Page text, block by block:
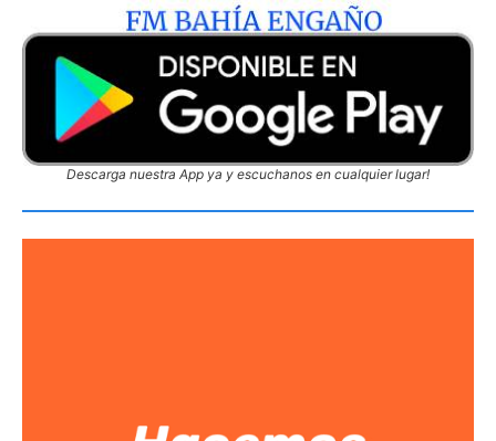
Descarga nuestra App ya y escuchanos en cualquier lugar!